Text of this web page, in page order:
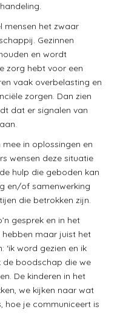
mensen het zwaar
Gezinnen
en wordt
zorg hebt voor een
vaak overbelasting en
zorgen. Dan zien
dat er signalen van
in oplossingen en
wensen deze situatie
hulp die geboden kan
en/of samenwerking
die betrokken zijn.
gesprek en in het
maar juist het
‘ik word gezien en ik
de boodschap die we
De kinderen in het
we kijken naar wat
hoe je communiceert is